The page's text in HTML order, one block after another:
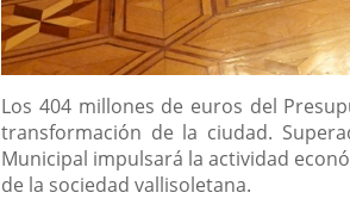
Descripción
Los 404 millones de euros del
transformación de la ciudad.
Municipal impulsará la actividad
de la sociedad vallisoletana.